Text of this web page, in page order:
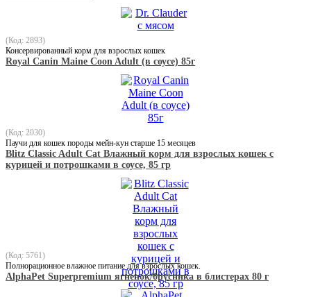
(Код: 2893)
Консервированный корм для взрослых кошек
Royal Canin Maine Coon Adult (в соусе) 85г
(Код: 2030)
Паучи для кошек породы мейн-кун старше 15 месяцев
Blitz Classic Adult Cat Влажный корм для взрослых кошек с
курицей и потрошками в соусе, 85 гр
(Код: 5761)
Полнорационное влажное питание для взрослых кошек.
AlphaPet Superpremium ягненок/брусника в блистерах 80 г